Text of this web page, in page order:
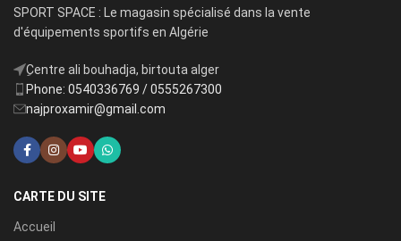
SPORT SPACE : Le magasin spécialisé dans la vente
d'équipements sportifs en Algérie
ِCentre ali bouhadja, birtouta alger
Phone: 0540336769 / 0555267300
najproxamir@gmail.com
CARTE DU SITE
Accueil